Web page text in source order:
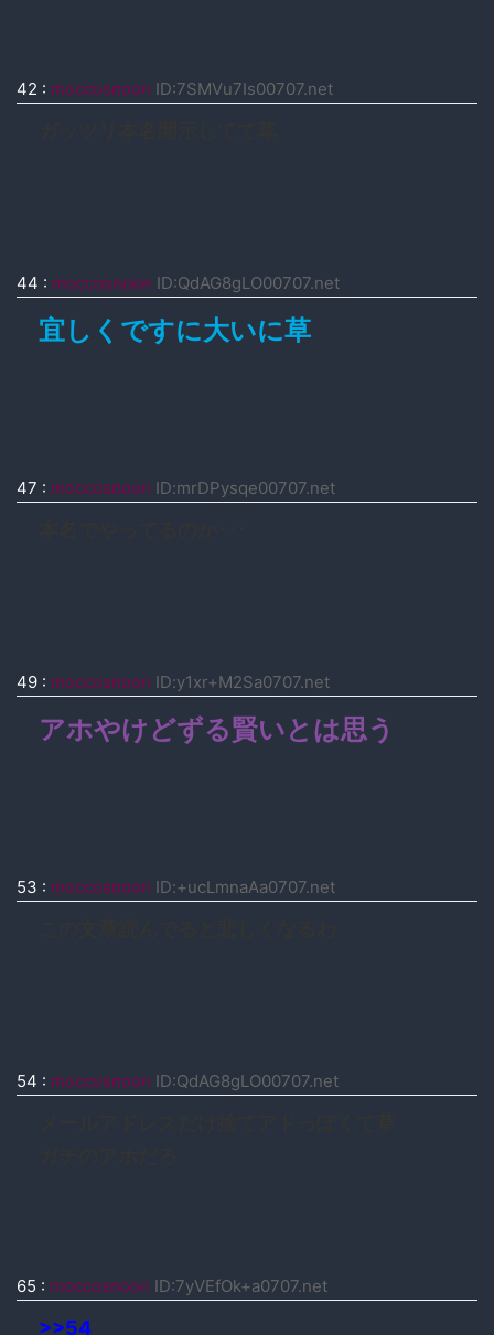
42 : moccosnoon ID:7SMVu7Is00707.net
44 : moccosnoon ID:QdAG8gLO00707.net
宜しくですに大いに草
47 : moccosnoon ID:mrDPysqe00707.net
49 : moccosnoon ID:y1xr+M2Sa0707.net
アホやけどずる賢いとは思う
53 : moccosnoon ID:+ucLmnaAa0707.net
54 : moccosnoon ID:QdAG8gLO00707.net
65 : moccosnoon ID:7yVEfOk+a0707.net
>>54